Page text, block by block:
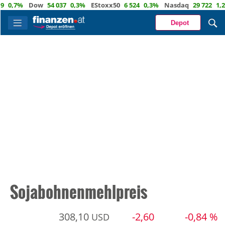
Dow 54 037 0,3% EStoxx50 6 524 0,3% Nasdaq 29 722 1,2%
Depot
Sojabohnenmehlpreis
308,10 USD -2,60 -0,84 %